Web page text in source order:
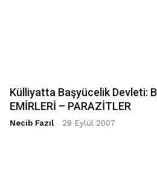
Külliyatta Başyücelik Devleti:
EMİRLERİ – PARAZİTLER
Necib Fazıl - 28 Eylül 2007